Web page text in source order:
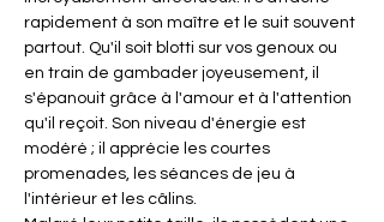
rapidement à son maître et le suit souvent
partout. Qu'il soit blotti sur vos genoux ou
en train de gambader joyeusement, il
s'épanouit grâce à l'amour et à l'attention
qu'il reçoit. Son niveau d'énergie est
modéré ; il apprécie les courtes
promenades, les séances de jeu à
l'intérieur et les câlins.